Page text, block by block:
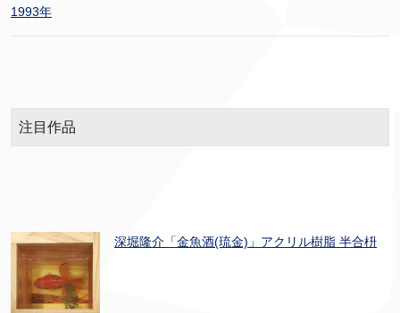
1993年
注目作品
深堀隆介「金魚酒(琉金)」アクリル樹脂 半合枡